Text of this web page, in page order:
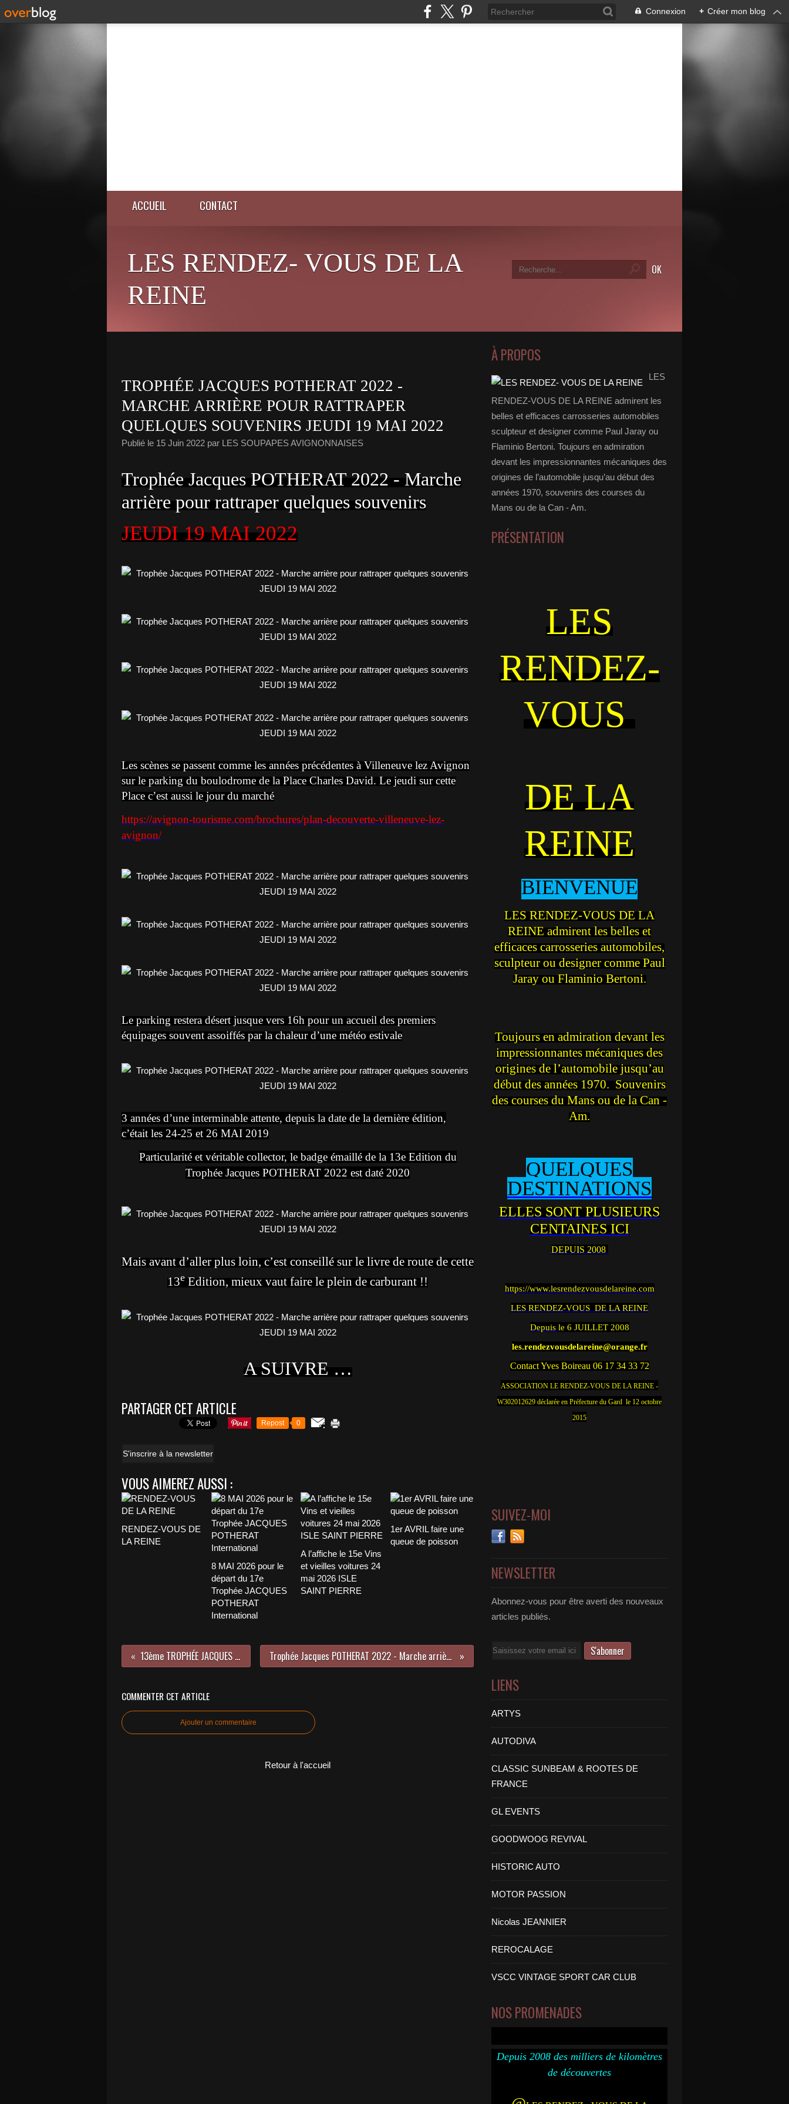
Connexion + Créer mon blog
ACCUEIL CONTACT
LES RENDEZ- VOUS DE LA
REINE
TROPHÉE JACQUES POTHERAT 2022 -
MARCHE ARRIÈRE POUR RATTRAPER
QUELQUES SOUVENIRS JEUDI 19 MAI 2022
Publié le 15 Juin 2022 par LES SOUPAPES AVIGNONNAISES
Trophée Jacques POTHERAT 2022 - Marche
arrière pour rattraper quelques souvenirs
JEUDI 19 MAI 2022
Les scènes se passent comme les années précédentes à Villeneuve lez Avignon
sur le parking du boulodrome de la Place Charles David. Le jeudi sur cette
Place c’est aussi le jour du marché
https://avignon-tourisme.com/brochures/plan-decouverte-villeneuve-lez-
avignon/
Le parking restera désert jusque vers 16h pour un accueil des premiers
équipages souvent assoiffés par la chaleur d’une météo estivale
3 années d’une interminable attente, depuis la date de la dernière édition,
c’était les 24-25 et 26 MAI 2019
Particularité et véritable collector, le badge émaillé de la 13e Edition du
Trophée Jacques POTHERAT 2022 est daté 2020
Mais avant d’aller plus loin, c’est conseillé sur le livre de route de cette
13e Edition, mieux vaut faire le plein de carburant !!
A SUIVRE …
PARTAGER CET ARTICLE
Repost 0
S'inscrire à la newsletter
VOUS AIMEREZ AUSSI :
RENDEZ-VOUS DE
LA REINE
8 MAI 2026 pour le
départ du 17e
Trophée JACQUES
POTHERAT
International
A l’affiche le 15e Vins
et vieilles voitures 24
mai 2026 ISLE
SAINT PIERRE
1er AVRIL faire une
queue de poisson
13ème TROPHÉE JACQUES POTHERAT Hommage à Henri DOUX Trophée Jacques POTHERAT 2022 - Marche arrière pour rattraper quelques souvenirs VENDREDI 20 MAI 2022
COMMENTER CET ARTICLE
Ajouter un commentaire
Retour à l'accueil
À PROPOS
LES
RENDEZ-VOUS DE LA REINE admirent les
belles et efficaces carrosseries automobiles
sculpteur et designer comme Paul Jaray ou
Flaminio Bertoni. Toujours en admiration
devant les impressionnantes mécaniques des
origines de l’automobile jusqu’au début des
années 1970, souvenirs des courses du
Mans ou de la Can - Am.
PRÉSENTATION
LES
RENDEZ-
VOUS
DE LA
REINE
BIENVENUE
LES RENDEZ-VOUS DE LA
REINE admirent les belles et
efficaces carrosseries automobiles,
sculpteur ou designer comme Paul
Jaray ou Flaminio Bertoni.
Toujours en admiration devant les
impressionnantes mécaniques des
origines de l’automobile jusqu’au
début des années 1970. Souvenirs
des courses du Mans ou de la Can -
Am.
QUELQUES
DESTINATIONS
ELLES SONT PLUSIEURS
CENTAINES ICI
DEPUIS 2008
https://www.lesrendezvousdelareine.com
LES RENDEZ-VOUS DE LA REINE
Depuis le 6 JUILLET 2008
les.rendezvousdelareine@orange.fr
Contact Yves Boireau 06 17 34 33 72
ASSOCIATION LE RENDEZ-VOUS DE LA REINE -
W302012629 déclarée en Préfecture du Gard le 12 octobre
2015
SUIVEZ-MOI
NEWSLETTER
Abonnez-vous pour être averti des nouveaux
articles publiés.
Email
LIENS
ARTYS
AUTODIVA
CLASSIC SUNBEAM & ROOTES DE
FRANCE
GL EVENTS
GOODWOOG REVIVAL
HISTORIC AUTO
MOTOR PASSION
Nicolas JEANNIER
REROCALAGE
VSCC VINTAGE SPORT CAR CLUB
NOS PROMENADES
Depuis 2008 des milliers de kilomètres
de découvertes